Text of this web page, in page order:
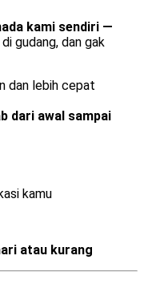
kami sendiri —
gudang, dan gak
dan lebih cepat
dari awal sampai
kamu
atau kurang